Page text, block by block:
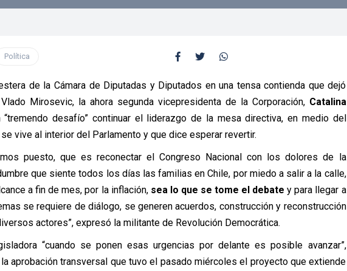
Política
de la Cámara de Diputadas y Diputados en una tensa contienda que dejó
Mirosevic, la ahora segunda vicepresidenta de la Corporación, Catalina
desafío” continuar el liderazgo de la mesa directiva, en medio del
vive al interior del Parlamento y que dice esperar revertir.
puesto, que es reconectar el Congreso Nacional con los dolores de la
que siente todos los días las familias en Chile, por miedo a salir a la calle,
a fin de mes, por la inflación, sea lo que se tome el debatey para llegar a
se requiere de diálogo, se generen acuerdos, construcción y reconstrucción
actores”, expresó la militante de Revolución Democrática.
“cuando se ponen esas urgencias por delante es posible avanzar”,
aprobación transversal que tuvo el pasado miércoles el proyecto que extiende